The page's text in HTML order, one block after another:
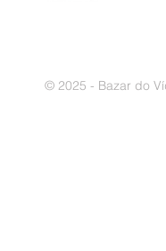
© 2025 - Bazar do